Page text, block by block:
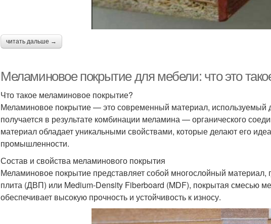
читать дальше →
Меламиновое покрытие для мебели: что это
Что такое меламиновое покрытие?
Меламиновое покрытие — это современный материал, используемый
получается в результате комбинации меламина — органического
материал обладает уникальными свойствами, которые делают его
промышленности.
Состав и свойства меламинового покрытия
Меламиновое покрытие представляет собой многослойный материал,
плита (ДВП) или Medium-Density Fiberboard (MDF), покрытая смесью
обеспечивает высокую прочность и устойчивость к износу.